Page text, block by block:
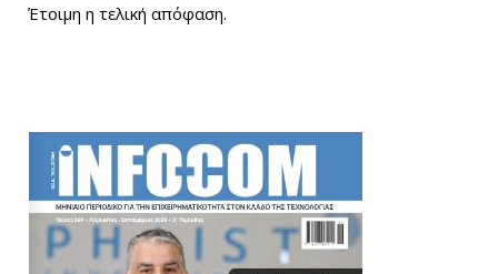
Έτοιμη η τελική απόφαση.